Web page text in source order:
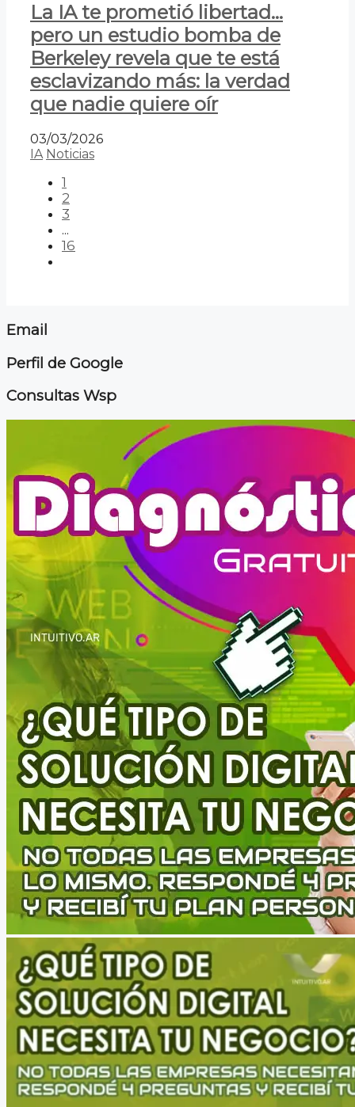
La IA te prometió libertad…
pero un estudio bomba de
Berkeley revela que te está
esclavizando más: la verdad
que nadie quiere oír
03/03/2026
IA Noticias
1
2
3
...
16
Email
Perfil de Google
Consultas Wsp